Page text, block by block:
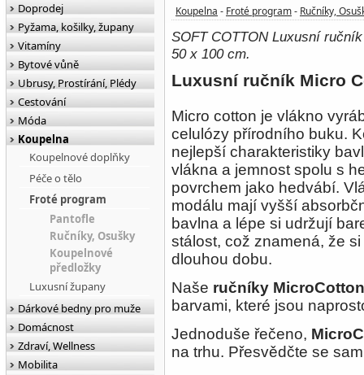
Koupelna - Froté program - Ručníky,
SOFT COTTON Luxusní
50 x 100 cm.
Luxusní ručník Micro
Micro cotton je vlákno
celulózy přírodního buku.
nejlepší charakteristiky
vlákna a jemnost spolu s
povrchem jako hedvábí.
modálu mají vyšší
bavlna a lépe si udržují
stálost, což znamená, že
dlouhou dobu.
Naše ručníky MicroCotton
barvami, které jsou
Jednoduše řečeno,
na trhu. Přesvědčte se
Doprodej
Pyžama, košilky, župany
Vitamíny
Bytové vůně
Ubrusy, Prostírání, Plédy
Cestování
Móda
Koupelna
Koupelnové doplňky
Péče o tělo
Froté program
Pantofle
Ručníky, Osušky
Koupelnové
předložky
Luxusní župany
Dárkové bedny pro muže
Domácnost
Zdraví, Wellness
Mobilita